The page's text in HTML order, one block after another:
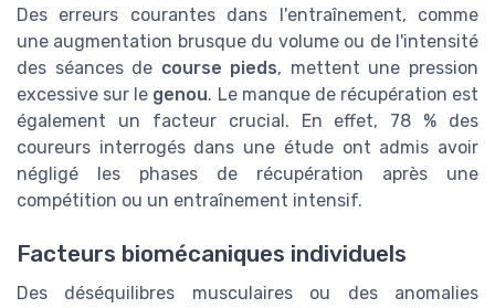
Des erreurs courantes dans l'entraînement, comme
une augmentation brusque du volume ou de l'intensité
des séances de course pieds, mettent une pression
excessive sur le genou. Le manque de récupération est
également un facteur crucial. En effet, 78 % des
coureurs interrogés dans une étude ont admis avoir
négligé les phases de récupération après une
compétition ou un entraînement intensif.
Facteurs biomécaniques individuels
Des déséquilibres musculaires ou des anomalies